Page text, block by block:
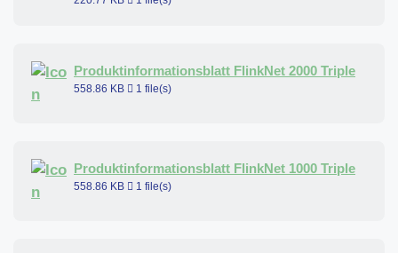
Produktinformationsblatt FlinkNet 2000 Triple
558.86 KB 1 file(s)
Produktinformationsblatt FlinkNet 1000 Triple
558.86 KB 1 file(s)